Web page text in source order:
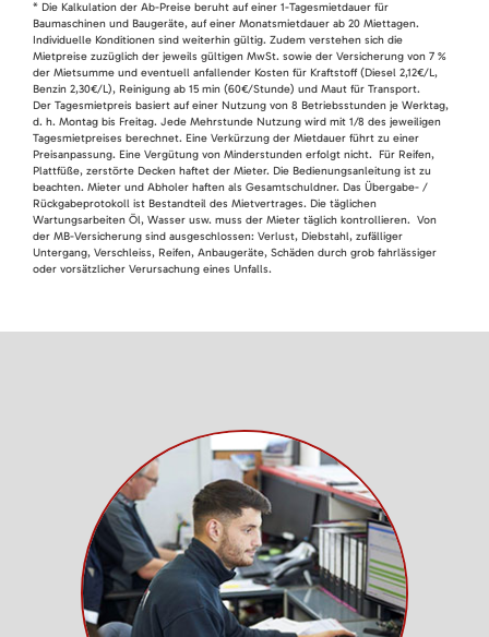
* Die Kalkulation der Ab-Preise beruht auf einer 1-Tagesmietdauer für
Baumaschinen und Baugeräte, auf einer Monatsmietdauer ab 20 Miettagen.
Individuelle Konditionen sind weiterhin gültig. Zudem verstehen sich die
Mietpreise zuzüglich der jeweils gültigen MwSt. sowie der Versicherung von 7 %
der Mietsumme und eventuell anfallender Kosten für Kraftstoff (Diesel 2,12€/L,
Benzin 2,30€/L), Reinigung ab 15 min (60€/Stunde) und Maut für Transport.
Der Tagesmietpreis basiert auf einer Nutzung von 8 Betriebsstunden je Werktag,
d. h. Montag bis Freitag. Jede Mehrstunde Nutzung wird mit 1/8 des jeweiligen
Tagesmietpreises berechnet. Eine Verkürzung der Mietdauer führt zu einer
Preisanpassung. Eine Vergütung von Minderstunden erfolgt nicht. Für Reifen,
Plattfüße, zerstörte Decken haftet der Mieter. Die Bedienungsanleitung ist zu
beachten. Mieter und Abholer haften als Gesamtschuldner. Das Übergabe- /
Rückgabeprotokoll ist Bestandteil des Mietvertrages. Die täglichen
Wartungsarbeiten Öl, Wasser usw. muss der Mieter täglich kontrollieren. Von
der MB-Versicherung sind ausgeschlossen: Verlust, Diebstahl, zufälliger
Untergang, Verschleiss, Reifen, Anbaugeräte, Schäden durch grob fahrlässiger
oder vorsätzlicher Verursachung eines Unfalls.